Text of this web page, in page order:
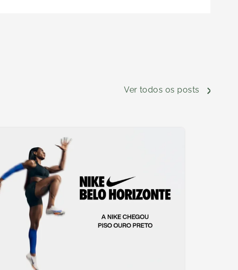
Ver todos os posts